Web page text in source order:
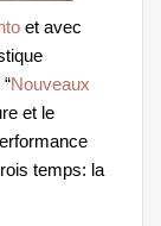
et avec
Nouveaux
et le
temps: la